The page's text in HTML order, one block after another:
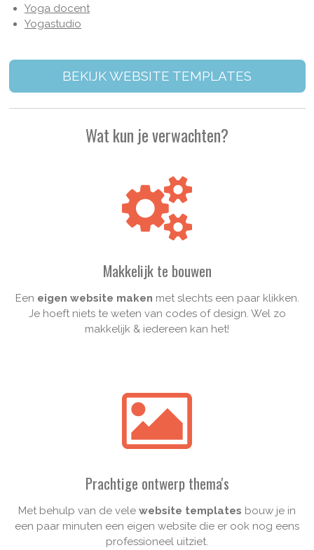
Yoga docent
Yogastudio
BEKIJK WEBSITE TEMPLATES
Wat kun je verwachten?
Makkelijk te bouwen
Een eigen website maken met slechts een paar klikken.
Je hoeft niets te weten van codes of design. Wel zo
makkelijk & iedereen kan het!
Prachtige ontwerp thema's
Met behulp van de vele website templates bouw je in
een paar minuten een eigen website die er ook nog eens
professioneel uitziet.